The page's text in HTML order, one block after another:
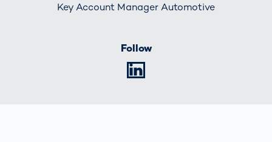
Key Account Manager Automotive
Follow